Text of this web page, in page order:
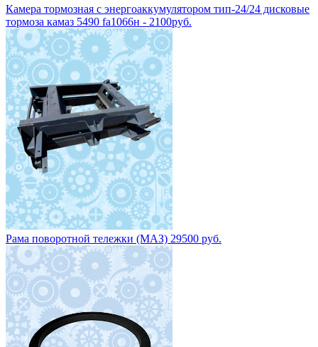
Камера тормозная с энергоаккумулятором тип-24/24 дисковые
тормоза камаз 5490 fa1066н - 2100руб.
Рама поворотной тележки (МАЗ) 29500 руб.